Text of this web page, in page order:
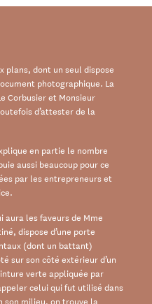
plans, dont un seul dispose
photographique. La
Corbusier et Monsieur
d’attester de la
en partie le nombre
aussi beaucoup pour ce
par les entrepreneurs et
aura les faveurs de Mme
dispose d’une porte
(dont un battant)
sur son côté extérieur d’un
verte appliquée par
celui qui fut utilisé dans
son milieu, on trouve la